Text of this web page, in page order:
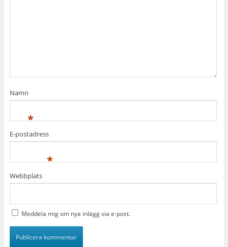
Namn
*
E-postadress
*
Webbplats
Meddela mig om nya inlägg via e-post.